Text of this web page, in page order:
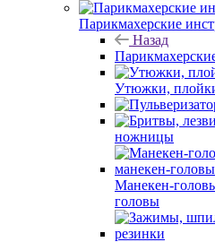
Парикмахерские
Назад
Утюжки,
ножницы
Манекен-
головы